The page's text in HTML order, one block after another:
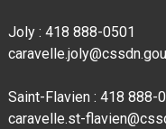
Joly : 418 888-0501
Saint-Flavien : 418 888-
caravelle.st-